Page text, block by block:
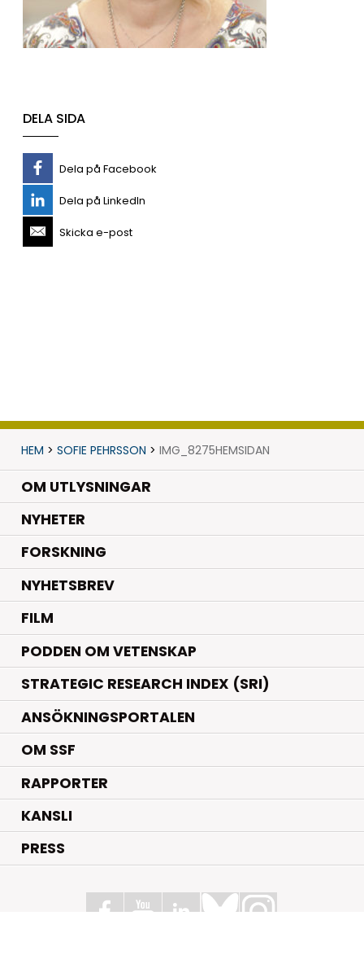
DELA SIDA
Dela på Facebook
Dela på LinkedIn
Skicka e-post
HEM > SOFIE PEHRSSON > IMG_8275HEMSIDAN
OM UTLYSNINGAR
NYHETER.
FORSKNING.
NYHETSBREV
FILM
PODDEN OM VETENSKAP
STRATEGIC RESEARCH INDEX (SRI)
ANSÖKNINGSPORTALEN
OM SSF
RAPPORTER
KANSLI
PRESS